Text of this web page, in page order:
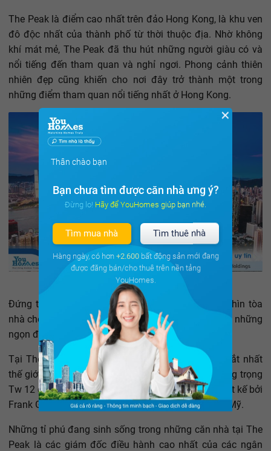
The Peak là điểm cao nhất trên đảo Hong Kong, là khu ven
đô độc nhất của thành phố từ thời thuộc địa. Nhờ không
khí mát mẻ, The Peak đã thu hút những người giàu có và
nổi tiếng đến tham quan và nghỉ ngơi. Phong cảnh thiên
nhiên đẹp cũng khiến cho nơi đây trở thành một trong
những điểm tham quan nổi tiếng nhất ở Hong Kong.
Đứng trên The Peak, ta có thể phóng mắt ngắm nhìn tòa
nhà chọc trời và cảng Victoria với con đường dẫn tới những
ngọn đồi xanh của New Territories.
Tại The Peak, cũng có một số căn hộ thuộc top đắt nhất
thế giới, chẳng hạn như khu phức hợp vô cùng sang trọng
Tw 12 đỉnh hoặc căn hộ Opus Hong Kong, được thiết kế bởi
Frank Gehry – kiến trúc sư lỗi lạc đương thời người Mỹ.
Những tỉ phú đang sinh sống trong những căn nhà tại The
Peak là các giám đốc điều hành cao nhất của các ngân
✕
Thân chào bạn
Bạn chưa tìm được căn nhà ưng ý?
Đừng lo! Hãy để YouHomes giúp bạn nhé.
Tìm mua nhà Tìm thuê nhà
Hàng ngày, có hơn +2.600bất động sản mới đang
được đăng bán/cho thuê trên nền tảng
YouHomes.